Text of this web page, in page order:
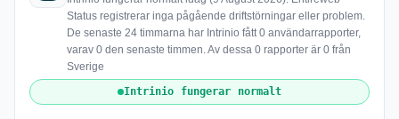
Status registrerar inga pågående driftstörningar eller problem.
De senaste 24 timmarna har Intrinio fått 0 användarrapporter,
varav 0 den senaste timmen. Av dessa 0 rapporter är 0 från
Sverige
Intrinio fungerar normalt